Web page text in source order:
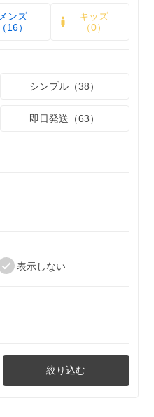
メンズ
（16）
キッズ
（0）
シンプル（38）
即日発送（63）
表示しない
絞り込む